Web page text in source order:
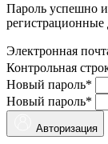
Пароль успешно
регистрационные
Электронная
Контрольная
Новый пароль*
Новый пароль*
Авторизация